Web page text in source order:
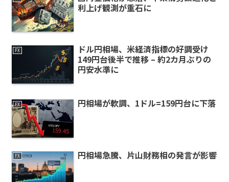
利上げ観測が重石に
FX
ドル円相場、米経済指標の好調受け
149円台後半で推移 – 約2カ月ぶりの
円安水準に
FX 円相場が軟調、1ドル=159円台に下落
FX 円相場急騰、片山財務相の発言が影響